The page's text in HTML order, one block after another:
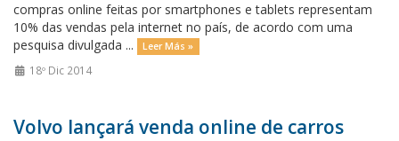
compras online feitas por smartphones e tablets representam
10% das vendas pela internet no país, de acordo com uma
pesquisa divulgada ...
Leer Más »
18º Dic 2014
Volvo lançará venda online de carros